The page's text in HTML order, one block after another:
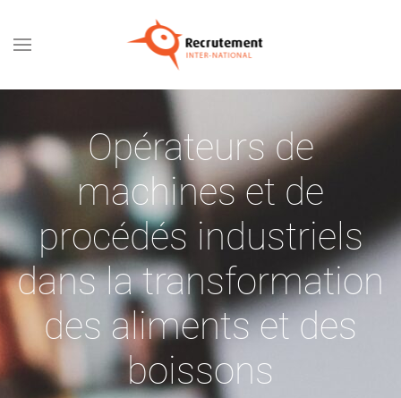
Passer au contenu principal
Opérateurs de
machines et de
procédés industriels
dans la transformation
des aliments et des
boissons